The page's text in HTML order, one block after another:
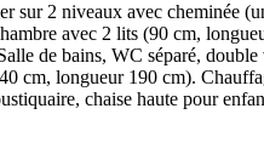
2 niveaux avec cheminée
avec 2 lits (90 cm,
de bains, WC séparé,
longueur 190 cm).
chaise haute pour